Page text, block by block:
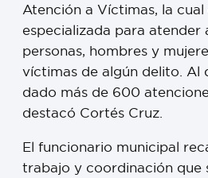
Atención a Víctimas, la cual
especializada para atender
personas, hombres y
víctimas de algún delito. Al
dado más de 600
destacó Cortés Cruz.
El funcionario municipal
trabajo y coordinación que